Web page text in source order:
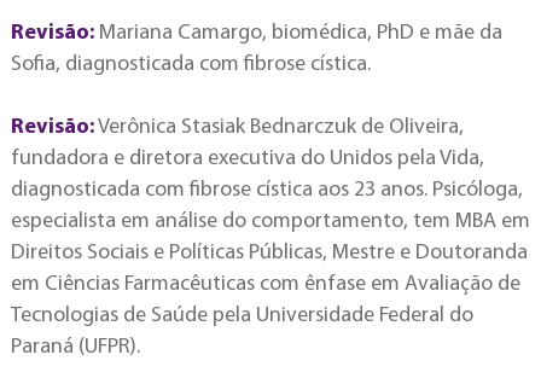
Revisão: Mariana Camargo, biomédica, PhD e mãe da
Sofia, diagnosticada com fibrose cística.
Revisão:Verônica Stasiak Bednarczuk de Oliveira,
fundadora e diretora executiva do Unidos pela Vida,
diagnosticada com fibrose cística aos 23 anos. Psicóloga,
especialista em análise do comportamento, tem MBA em
Direitos Sociais e Políticas Públicas, Mestre e Doutoranda
em Ciências Farmacêuticas com ênfase em Avaliação de
Tecnologias de Saúde pela Universidade Federal do
Paraná (UFPR).